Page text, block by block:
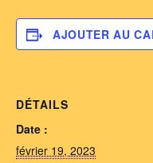
AJOUTER AU
DÉTAILS
Date :
février 19, 2023